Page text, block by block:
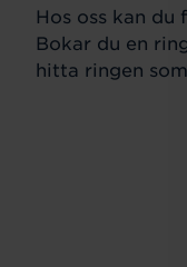
Hos oss kan
Bokar du en
hitta ringen